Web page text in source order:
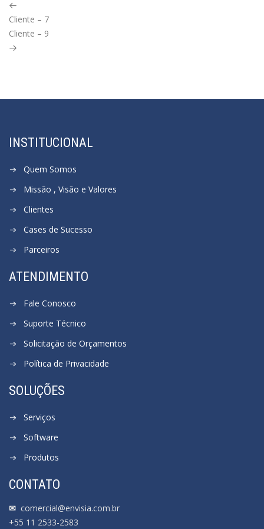
Previous
Post
Cliente – 7
Next
Post
Cliente – 9
INSTITUCIONAL
Quem Somos
Missão , Visão e Valores
Clientes
Cases de Sucesso
Parceiros
ATENDIMENTO
Fale Conosco
Suporte Técnico
Solicitação de Orçamentos
Política de Privacidade
SOLUÇÕES
Serviços
Software
Produtos
CONTATO
✉ comercial@envisia.com.br
+55 11 2533-2583